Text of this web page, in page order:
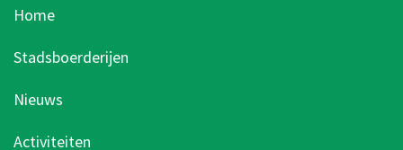
Home
Stadsboerderijen
Nieuws
Activiteiten